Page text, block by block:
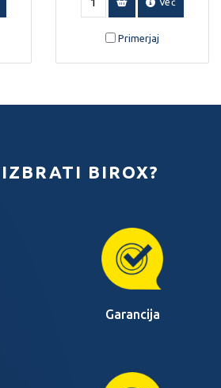
Več
Primerjaj
BIROX?
Garancija